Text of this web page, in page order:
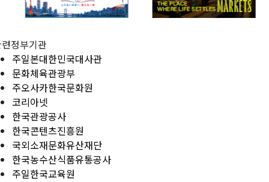
정부기관
주일본대한민국대사관
문화체육관광부
주오사카한국문화원
코리아넷
한국관광공사
한국콘텐츠진흥원
국외소재문화유산재단
한국농수산식품유통공사
주일한국교육원